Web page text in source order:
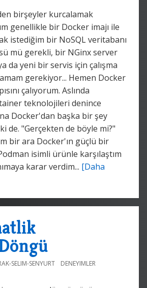
birşeyler kurcalamak
genellikle bir Docker imajı ile
istediğim bir NoSQL veritabanı
mü gerekli, bir NGinx server
da yeni bir servis için çalışma
gerekiyor... Hemen Docker
çalıyorum. Aslında
teknolojileri denince
Docker'dan başka bir şey
de. "Gerçekten de böyle mi?"
bir ara Docker'ın güçlü bir
isimli ürünle karşılaştım
karar verdim... [Daha
SELIM-SENYURT DENEYIMLER